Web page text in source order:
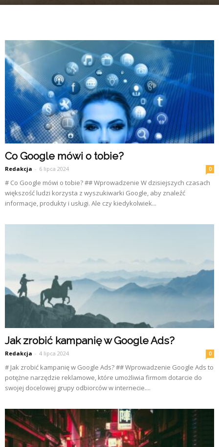
Co Google mówi o tobie?
Redakcja - 6 lipca 2024 0
# Co Google mówi o tobie? ## Wprowadzenie W dzisiejszych czasach
większość ludzi korzysta z wyszukiwarki Google, aby znaleźć
informacje, produkty i usługi. Ale czy kiedykolwiek...
Jak zrobić kampanię w Google Ads?
Redakcja - 4 lipca 2024 0
# Jak zrobić kampanię w Google Ads? ## Wprowadzenie Google Ads to
potężne narzędzie reklamowe, które umożliwia firmom dotarcie do
swojej docelowej grupy odbiorców w internecie....